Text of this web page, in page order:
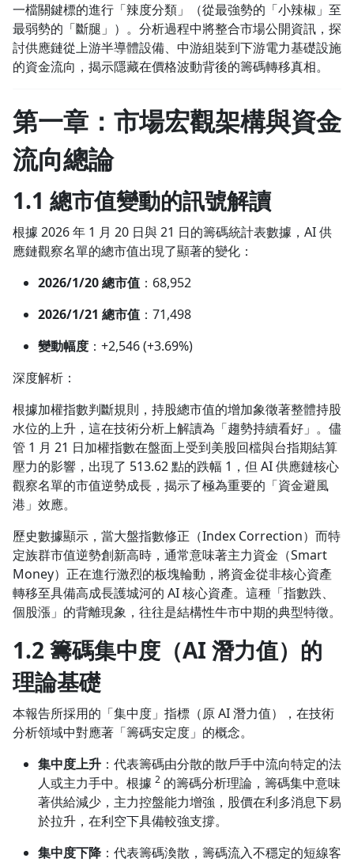
一檔關鍵標的進行「辣度分類」（從最強勢的「小辣椒」至
最弱勢的「斷腿」）。分析過程中將整合市場公開資訊，探
討供應鏈從上游半導體設備、中游組裝到下游電力基礎設施
的資金流向，揭示隱藏在價格波動背後的籌碼轉移真相。
第一章：市場宏觀架構與資金
流向總論
1.1 總市值變動的訊號解讀
根據 2026 年 1 月 20 日與 21 日的籌碼統計表數據，AI 供
應鏈觀察名單的總市值出現了顯著的變化：
2026/1/20 總市值 ：68,952
2026/1/21 總市值 ：71,498
變動幅度 ：+2,546 (+3.69%)
深度解析：
根據加權指數判斷規則，持股總市值的增加象徵著整體持股
水位的上升，這在技術分析上解讀為「趨勢持續看好」。儘
管 1 月 21 日加權指數在盤面上受到美股回檔與台指期結算
壓力的影響，出現了 513.62 點的跌幅 1，但 AI 供應鏈核心
觀察名單的市值逆勢成長，揭示了極為重要的「資金避風
港」效應。
歷史數據顯示，當大盤指數修正（Index Correction）而特
定族群市值逆勢創新高時，通常意味著主力資金（Smart
Money）正在進行激烈的板塊輪動，將資金從非核心資產
轉移至具備高成長護城河的 AI 核心資產。這種「指數跌、
個股漲」的背離現象，往往是結構性牛市中期的典型特徵。
1.2 籌碼集中度（AI 潛力值）的
理論基礎
本報告所採用的「集中度」指標（原 AI 潛力值），在技術
分析領域中對應著「籌碼安定度」的概念。
集中度上升 ：代表籌碼由分散的散戶手中流向特定的法
人或主力手中。根據 2 的籌碼分析理論，籌碼集中意味
著供給減少，主力控盤能力增強，股價在利多消息下易
於拉升，在利空下具備較強支撐。
集中度下降 ：代表籌碼渙散，籌碼流入不穩定的短線客